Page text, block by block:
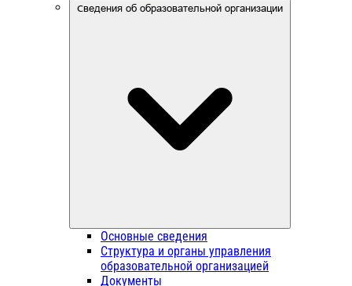
Сведения об образовательной организации
Основные сведения
Структура и органы управления
образовательной организацией
Документы